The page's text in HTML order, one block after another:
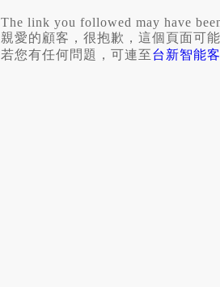
The link you followed may have
親愛的顧客，很抱歉，這個頁面可
若您有任何問題，可連至台新智能